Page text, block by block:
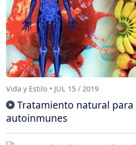
Vida y Estilo • JUL 15 / 2019
Tratamiento natural
autoinmunes